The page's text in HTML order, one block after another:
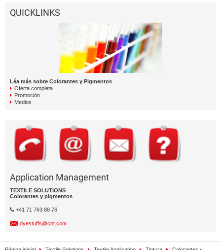
QUICKLINKS
Léa más sobre Colorantes y Pigmentos
Oferta completa
Promoción
Medios
Application Management
TEXTILE SOLUTIONS
Colorantes y pigmentos
+41 71 763 88 76
dyestuffs@cht.com